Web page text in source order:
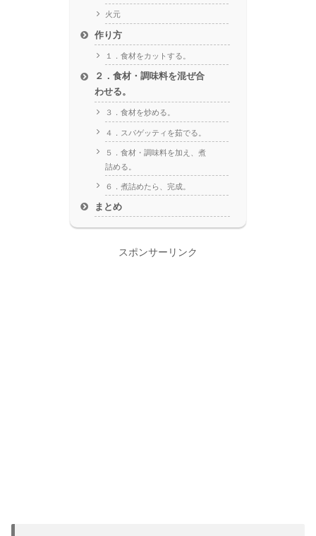
火元
作り方
１．食材をカットする。
２．食材・調味料を混ぜ合
わせる。
３．食材を炒める。
４．スパゲッティを茹でる。
５．食材・調味料を加え、煮
詰める。
６．煮詰めたら、完成。
まとめ
スポンサーリンク